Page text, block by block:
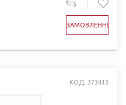
ЗАМОВЛЕННЯ
КОД: 373413